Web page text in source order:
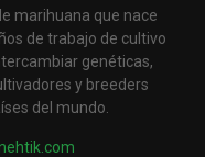
marihuana que nace
de trabajo de cultivo
genéticas,
y breeders
del mundo.